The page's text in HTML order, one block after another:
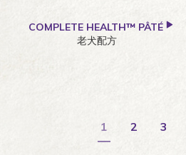
COMPLETE HEALTH™ PÂTÉ
老犬配方
1 2 3